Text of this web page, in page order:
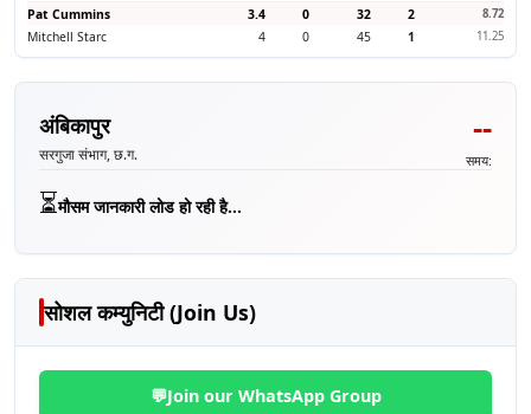
Pat Cummins 3.4 0 32 2 8.72
Mitchell Starc 4 0 45 1 11.25
अंबिकापुर
सरगुजा संभाग, छ.ग.
--
समय:
⏳मौसम जानकारी लोड हो रही है...
सोशल कम्युनिटी (Join Us)
💬Join our WhatsApp Group